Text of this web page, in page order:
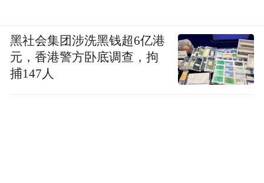
黑社会集团涉洗黑钱超6亿港
元，香港警方卧底调查，拘
捕147人